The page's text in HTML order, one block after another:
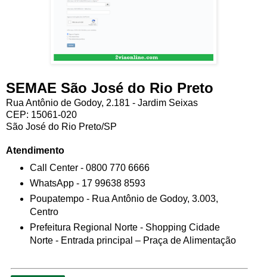
SEMAE São José do Rio Preto
Rua Antônio de Godoy, 2.181 - Jardim Seixas
CEP: 15061-020
São José do Rio Preto/SP
Atendimento
Call Center - 0800 770 6666
WhatsApp - 17 99638 8593
Poupatempo - Rua Antônio de Godoy, 3.003,
Centro
Prefeitura Regional Norte - Shopping Cidade
Norte - Entrada principal – Praça de Alimentação